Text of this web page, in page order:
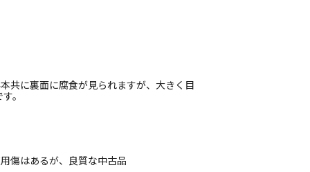
共に裏面に腐食が見られますが、大きく目
。
傷はあるが、良質な中古品